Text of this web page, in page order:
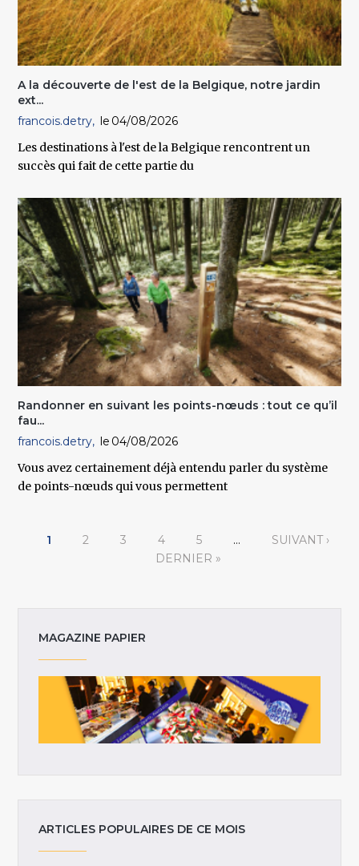
A la découverte de l'est de la Belgique, notre jardin
ext...
francois.detry
04/08/2026
Les destinations à l'est de la Belgique rencontrent un
succès qui fait de cette partie du
Randonner en suivant les points-nœuds : tout ce qu’il
fau...
francois.detry
04/08/2026
Vous avez certainement déjà entendu parler du système
de points-nœuds qui vous permettent
1 2 3 4 5 …
SUIVANT ›
DERNIER »
MAGAZINE PAPIER
ARTICLES POPULAIRES DE CE MOIS